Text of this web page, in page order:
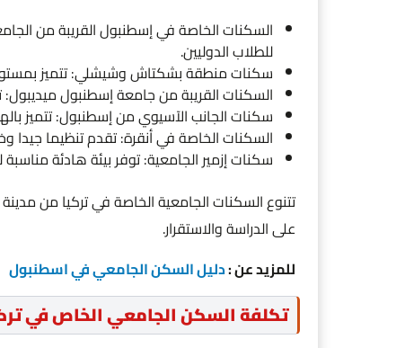
السكنات الخاصة في إسطنبول القريبة من
للطلاب الدوليين.
سكنات منطقة بشكتاش وشيشلي: تتميز بمستوى
السكنات القريبة من جامعة إسطنبول
سكنات الجانب الآسيوي من إسطنبول: تتميز
السكنات الخاصة في أنقرة: تقدم تنظيما
سكنات إزمير الجامعية: توفر بيئة هادئة مناسبة
تتنوع السكنات الجامعية الخاصة في تركيا من
على الدراسة والاستقرار.
للمزيد عن :دليل السكن الجامعي في اسطنبول
تكلفة السكن الجامعي الخاص في